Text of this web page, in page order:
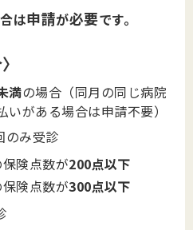
は申請が必要です。
満の場合（同月の同じ病院
がある場合は申請不要）
のみ受診
険点数が200点以下
険点数が300点以下